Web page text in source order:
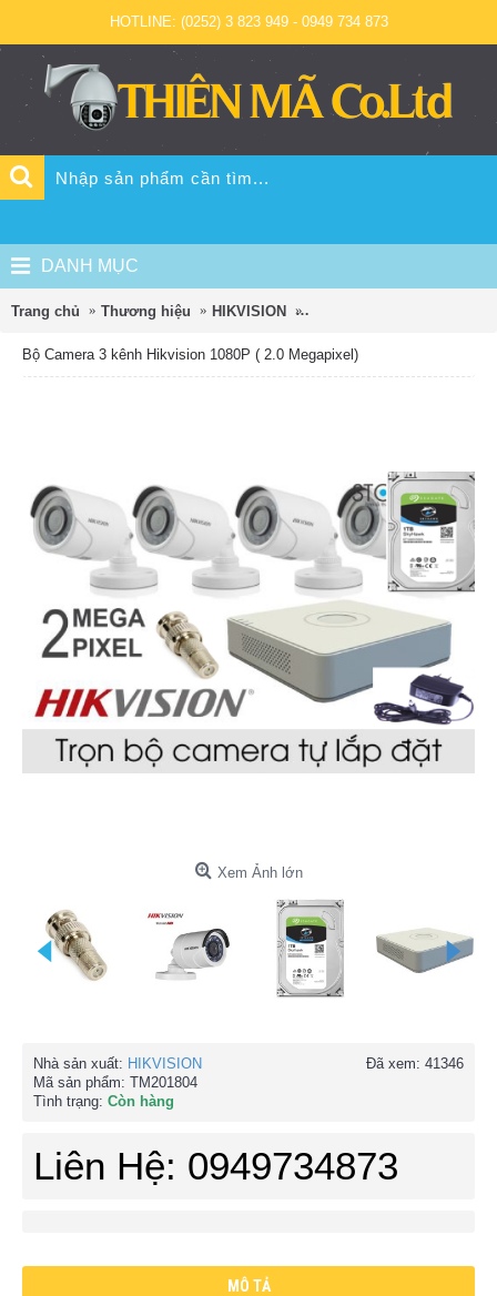
HOTLINE: (0252) 3 823 949 - 0949 734 873
DANH MỤC
Trang chủ Thương hiệu HIKVISION Bộ Camera 3 kênh
Bộ Camera 3 kênh Hikvision 1080P ( 2.0 Megapixel)
Xem Ảnh lớn
Đã xem: 41346
Nhà sản xuất: HIKVISION
Mã sản phẩm: TM201804
Tình trạng: Còn hàng
Liên Hệ: 0949734873
MÔ TẢ